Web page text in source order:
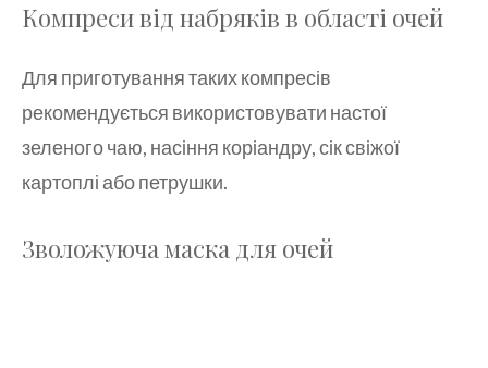
Компреси від набряків в області очей
Для приготування таких компресів
рекомендується використовувати настої
зеленого чаю, насіння коріандру, сік свіжої
картоплі або петрушки.
Зволожуюча маска для очей